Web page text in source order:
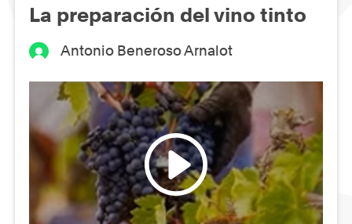
La preparación del vino tinto
Antonio Beneroso Arnalot